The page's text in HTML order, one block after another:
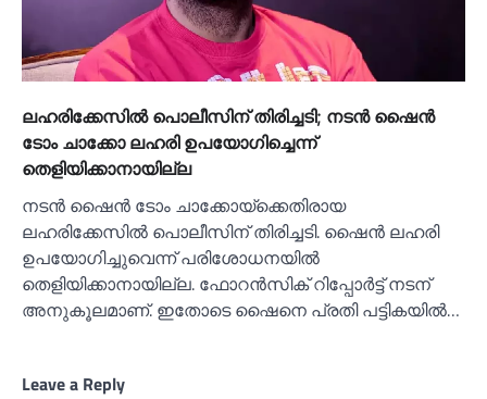
ലഹരിക്കേസില്‍ പൊലീസിന് തിരിച്ചടി; നടൻ ഷൈൻ
ടോം ചാക്കോ ലഹരി ഉപയോഗിച്ചെന്ന്
തെളിയിക്കാനായില്ല
നടന്‍ ഷൈന്‍ ടോം ചാക്കോയ്‌ക്കെതിരായ
ലഹരിക്കേസില്‍ പൊലീസിന് തിരിച്ചടി. ഷൈന്‍ ലഹരി
ഉപയോഗിച്ചുവെന്ന് പരിശോധനയില്‍
തെളിയിക്കാനായില്ല. ഫോറന്‍സിക് റിപ്പോര്‍ട്ട് നടന്
അനുകൂലമാണ്. ഇതോടെ ഷൈനെ പ്രതി പട്ടികയില്‍…
Leave a Reply